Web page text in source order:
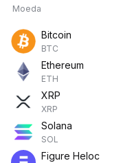
Moeda
Bitcoin
BTC
Ethereum
ETH
XRP
XRP
Solana
SOL
Figure Heloc